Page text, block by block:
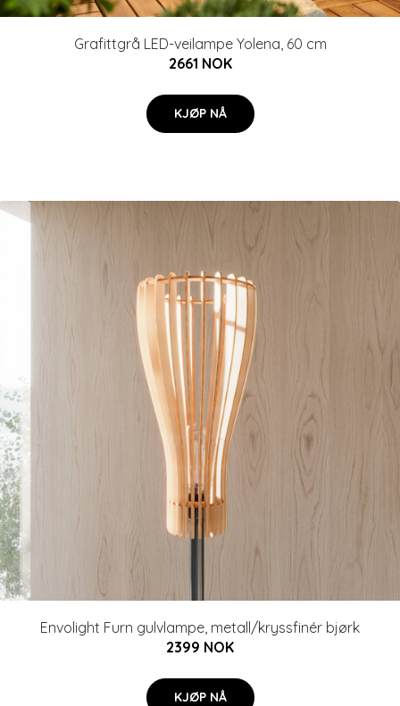
Grafittgrå LED-veilampe Yolena, 60 cm
2661 NOK
KJØP NÅ
Envolight Furn gulvlampe, metall/kryssfinér bjørk
2399 NOK
KJØP NÅ